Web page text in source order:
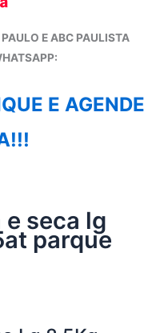
E ABC PAULISTA
E AGENDE
seca lg
parque